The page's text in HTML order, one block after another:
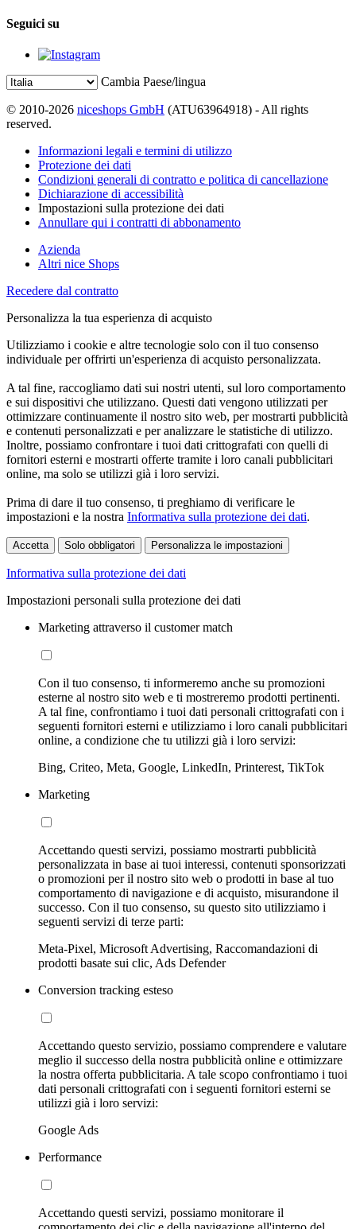
Seguici su
Cambia Paese/lingua
© 2010-2026 niceshops GmbH (ATU63964918) - All rights
reserved.
Informazioni legali e termini di utilizzo
Protezione dei dati
Condizioni generali di contratto e politica di cancellazione
Dichiarazione di accessibilità
Impostazioni sulla protezione dei dati
Annullare qui i contratti di abbonamento
Azienda
Altri nice Shops
Recedere dal contratto
Personalizza la tua esperienza di acquisto
Utilizziamo i cookie e altre tecnologie solo con il tuo consenso
individuale per offrirti un'esperienza di acquisto personalizzata.
A tal fine, raccogliamo dati sui nostri utenti, sul loro comportamento
e sui dispositivi che utilizzano. Questi dati vengono utilizzati per
ottimizzare continuamente il nostro sito web, per mostrarti pubblicità
e contenuti personalizzati e per analizzare le statistiche di utilizzo.
Inoltre, possiamo confrontare i tuoi dati crittografati con quelli di
fornitori esterni e mostrarti offerte tramite i loro canali pubblicitari
online, ma solo se utilizzi già i loro servizi.
Prima di dare il tuo consenso, ti preghiamo di verificare le
impostazioni e la nostra Informativa sulla protezione dei dati.
Accetta Solo obbligatori Personalizza le impostazioni
Informativa sulla protezione dei dati
Impostazioni personali sulla protezione dei dati
Marketing attraverso il customer match
Con il tuo consenso, ti informeremo anche su promozioni
esterne al nostro sito web e ti mostreremo prodotti pertinenti.
A tal fine, confrontiamo i tuoi dati personali crittografati con i
seguenti fornitori esterni e utilizziamo i loro canali pubblicitari
online, a condizione che tu utilizzi già i loro servizi:
Bing, Criteo, Meta, Google, LinkedIn, Printerest, TikTok
Marketing
Accettando questi servizi, possiamo mostrarti pubblicità
personalizzata in base ai tuoi interessi, contenuti sponsorizzati
o promozioni per il nostro sito web o prodotti in base al tuo
comportamento di navigazione e di acquisto, misurandone il
successo. Con il tuo consenso, su questo sito utilizziamo i
seguenti servizi di terze parti:
Meta-Pixel, Microsoft Advertising, Raccomandazioni di
prodotti basate sui clic, Ads Defender
Conversion tracking esteso
Accettando questo servizio, possiamo comprendere e valutare
meglio il successo della nostra pubblicità online e ottimizzare
la nostra offerta pubblicitaria. A tale scopo confrontiamo i tuoi
dati personali crittografati con i seguenti fornitori esterni se
utilizzi già i loro servizi:
Google Ads
Performance
Accettando questi servizi, possiamo monitorare il